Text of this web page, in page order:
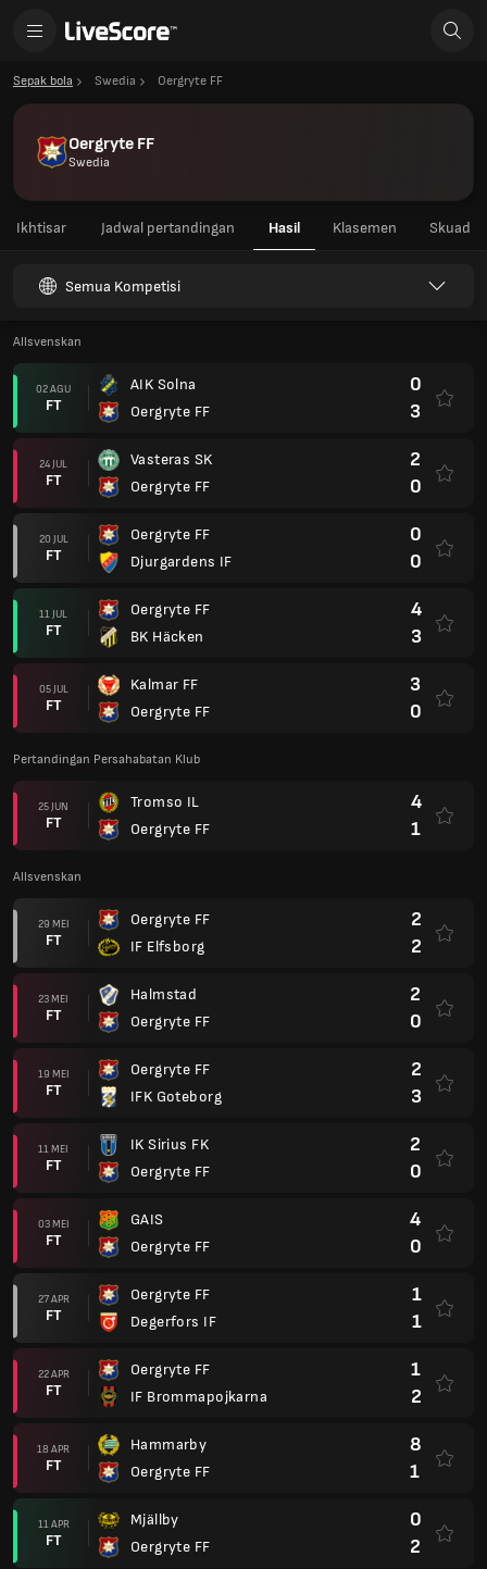
Sepak bola Swedia Oergryte FF
Oergryte FF
Swedia
Ikhtisar Jadwal pertandingan Hasil Klasemen Skuad
Semua Kompetisi
Allsvenskan
02 AGU
FT
AIK Solna
Oergryte FF
0
3
24 JUL
FT
Vasteras SK
Oergryte FF
2
0
20 JUL
FT
Oergryte FF
Djurgardens IF
0
0
11 JUL
FT
Oergryte FF
BK Häcken
4
3
05 JUL
FT
Kalmar FF
Oergryte FF
3
0
Pertandingan Persahabatan Klub
25 JUN
FT
Tromso IL
Oergryte FF
4
1
Allsvenskan
29 MEI
FT
Oergryte FF
IF Elfsborg
2
2
23 MEI
FT
Halmstad
Oergryte FF
2
0
19 MEI
FT
Oergryte FF
IFK Goteborg
2
3
11 MEI
FT
IK Sirius FK
Oergryte FF
2
0
03 MEI
FT
GAIS
Oergryte FF
4
0
27 APR
FT
Oergryte FF
Degerfors IF
1
1
22 APR
FT
Oergryte FF
IF Brommapojkarna
1
2
18 APR
FT
Hammarby
Oergryte FF
8
1
11 APR
FT
Mjällby
Oergryte FF
0
2